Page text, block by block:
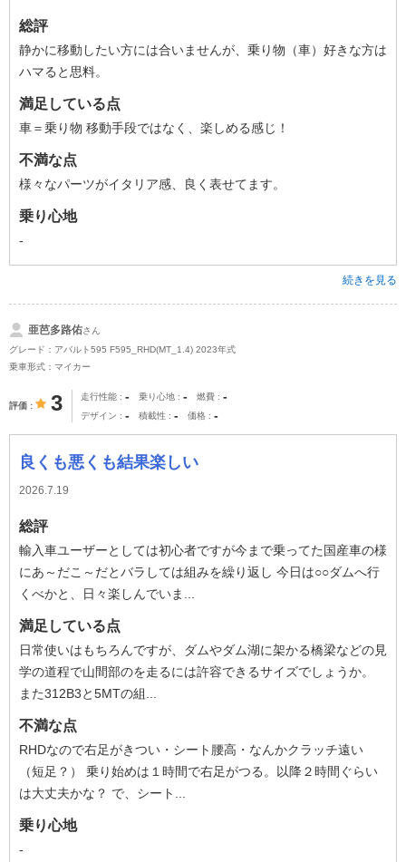
総評
静かに移動したい方には合いませんが、乗り物（車）好きな方は
ハマると思料。
満足している点
車＝乗り物 移動手段ではなく、楽しめる感じ！
不満な点
様々なパーツがイタリア感、良く表せてます。
乗り心地
-
続きを見る
亜芭多路佑さん
グレード：アバルト595 F595_RHD(MT_1.4) 2023年式
乗車形式：マイカー
評価 3 走行性能 - 乗り心地 - 燃費 -
デザイン - 積載性 - 価格 -
良くも悪くも結果楽しい
2026.7.19
総評
輸入車ユーザーとしては初心者ですが今まで乗ってた国産車の様
にあ～だこ～だとバラしては組みを繰り返し 今日は○○ダムへ行
くべかと、日々楽しんでいま...
満足している点
日常使いはもちろんですが、ダムやダム湖に架かる橋梁などの見
学の道程で山間部のを走るには許容できるサイズでしょうか。
また312B3と5MTの組...
不満な点
RHDなので右足がきつい・シート腰高・なんかクラッチ遠い
（短足？） 乗り始めは１時間で右足がつる。以降２時間ぐらい
は大丈夫かな？ で、シート...
乗り心地
-